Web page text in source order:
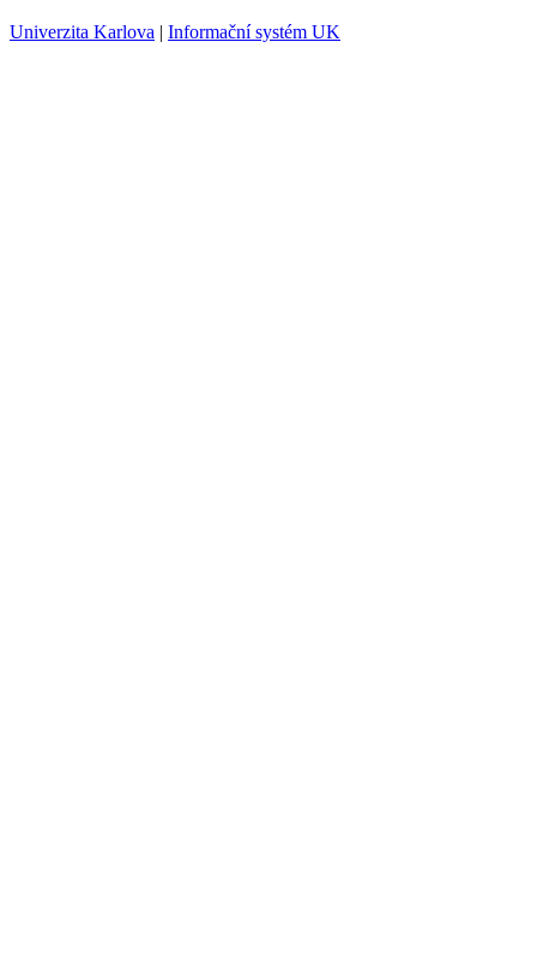
Univerzita Karlova | Informační systém UK